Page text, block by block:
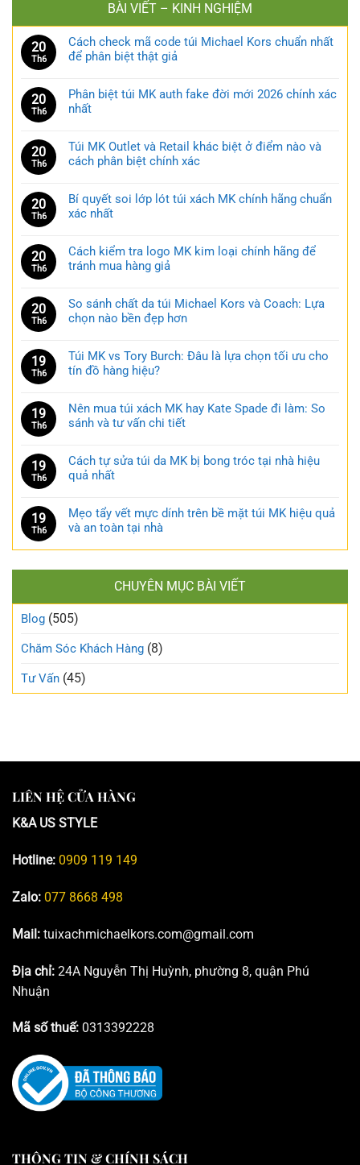
BÀI VIẾT – KINH NGHIỆM
20
Th6
Cách check mã code túi Michael Kors chuẩn nhất
để phân biệt thật giả
20
Th6
Phân biệt túi MK auth fake đời mới 2026 chính xác
nhất
20
Th6
Túi MK Outlet và Retail khác biệt ở điểm nào và
cách phân biệt chính xác
20
Th6
Bí quyết soi lớp lót túi xách MK chính hãng chuẩn
xác nhất
20
Th6
Cách kiểm tra logo MK kim loại chính hãng để
tránh mua hàng giả
20
Th6
So sánh chất da túi Michael Kors và Coach: Lựa
chọn nào bền đẹp hơn
19
Th6
Túi MK vs Tory Burch: Đâu là lựa chọn tối ưu cho
tín đồ hàng hiệu?
19
Th6
Nên mua túi xách MK hay Kate Spade đi làm: So
sánh và tư vấn chi tiết
19
Th6
Cách tự sửa túi da MK bị bong tróc tại nhà hiệu
quả nhất
19
Th6
Mẹo tẩy vết mực dính trên bề mặt túi MK hiệu quả
và an toàn tại nhà
CHUYÊN MỤC BÀI VIẾT
Blog (505)
Chăm Sóc Khách Hàng (8)
Tư Vấn (45)
LIÊN HỆ CỬA HÀNG
K&A US STYLE
Hotline: 0909 119 149
Zalo: 077 8668 498
Mail: tuixachmichaelkors.com@gmail.com
Địa chỉ: 24A Nguyễn Thị Huỳnh, phường 8, quận Phú
Nhuận
Mã số thuế: 0313392228
THÔNG TIN & CHÍNH SÁCH